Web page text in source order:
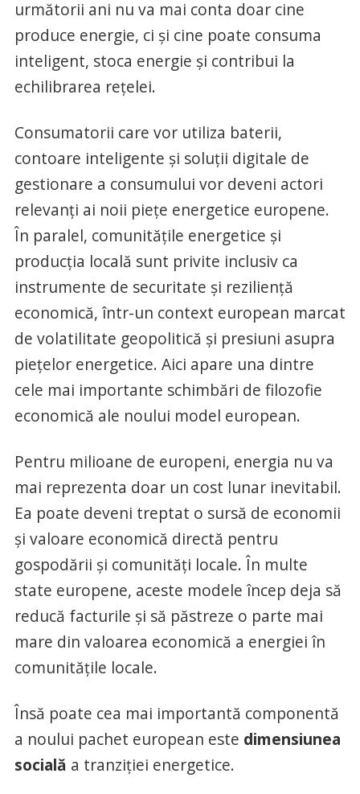
următorii ani nu va mai conta doar cine
produce energie, ci și cine poate consuma
inteligent, stoca energie și contribui la
echilibrarea rețelei.
Consumatorii care vor utiliza baterii,
contoare inteligente și soluții digitale de
gestionare a consumului vor deveni actori
relevanți ai noii piețe energetice europene.
În paralel, comunitățile energetice și
producția locală sunt privite inclusiv ca
instrumente de securitate și reziliență
economică, într-un context european marcat
de volatilitate geopolitică și presiuni asupra
piețelor energetice. Aici apare una dintre
cele mai importante schimbări de filozofie
economică ale noului model european.
Pentru milioane de europeni, energia nu va
mai reprezenta doar un cost lunar inevitabil.
Ea poate deveni treptat o sursă de economii
și valoare economică directă pentru
gospodării și comunități locale. În multe
state europene, aceste modele încep deja să
reducă facturile și să păstreze o parte mai
mare din valoarea economică a energiei în
comunitățile locale.
Însă poate cea mai importantă componentă
a noului pachet european este dimensiunea
socială a tranziției energetice.